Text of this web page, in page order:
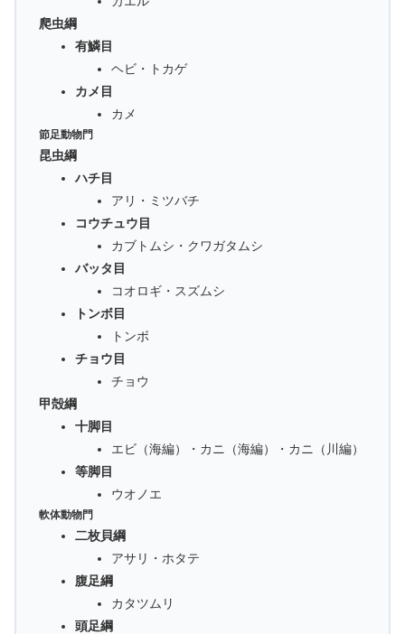
爬虫綱
有鱗目
ヘビ・トカゲ
カメ目
カメ
節足動物門
昆虫綱
ハチ目
アリ・ミツバチ
コウチュウ目
カブトムシ・クワガタムシ
バッタ目
コオロギ・スズムシ
トンボ目
トンボ
チョウ目
チョウ
甲殻綱
十脚目
エビ（海編）・カニ（海編）・カニ（川編）
等脚目
ウオノエ
軟体動物門
二枚貝綱
アサリ・ホタテ
腹足綱
カタツムリ
頭足綱